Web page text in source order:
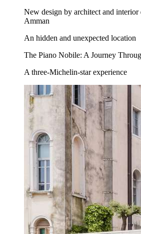
New design by architect and
Amman
An hidden and unexpected location
The Piano Nobile: A Journey
A three-Michelin-star experience